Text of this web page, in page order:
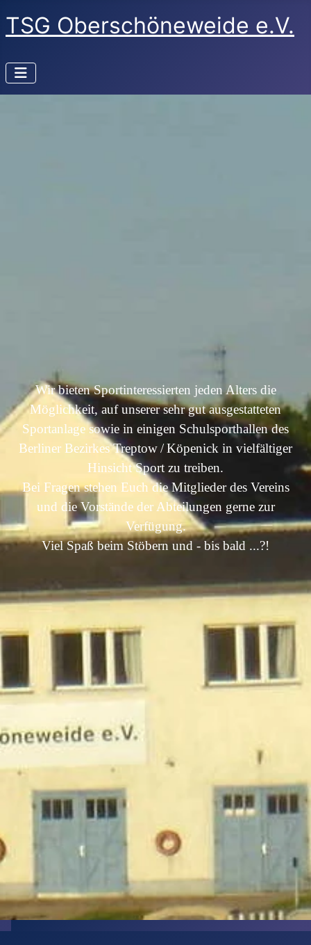
TSG Oberschöneweide e.V.
Wir bieten Sportinteressierten jeden Alters die
Möglichkeit, auf unserer sehr gut ausgestatteten
Sportanlage sowie in einigen Schulsporthallen des
Berliner Bezirkes Treptow / Köpenick in vielfältiger
Hinsicht Sport zu treiben.
Bei Fragen stehen Euch die Mitglieder des Vereins
und die Vorstände der Abteilungen gerne zur
Verfügung.
Viel Spaß beim Stöbern und - bis bald ...?!